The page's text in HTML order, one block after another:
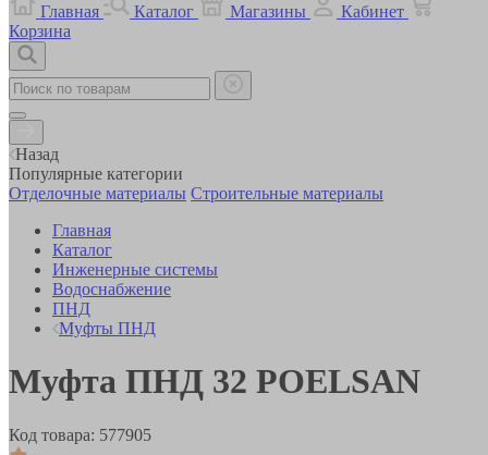
Главная
Каталог Магазины
Кабинет
Корзина
Назад
Популярные категории
Отделочные материалы Строительные материалы
Главная
Каталог
Инженерные системы
Водоснабжение
ПНД
Муфты ПНД
Муфта ПНД 32 POELSAN
Код товара: 577905